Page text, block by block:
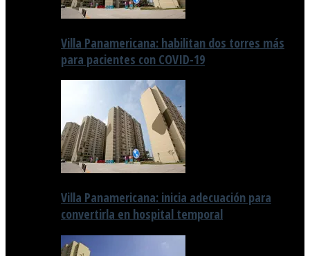
Villa Panamericana: habilitan dos torres más
para pacientes con COVID-19
Villa Panamericana: inicia adecuación para
convertirla en hospital temporal